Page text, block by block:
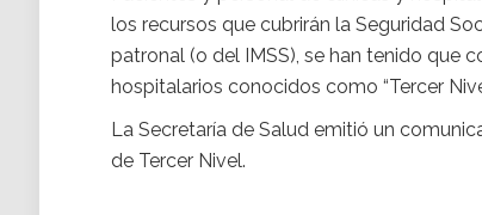
los recursos que cubrirán la Seguridad
patronal (o del IMSS), se han tenido que
hospitalarios conocidos como “Tercer
La Secretaría de Salud emitió un
de Tercer Nivel.